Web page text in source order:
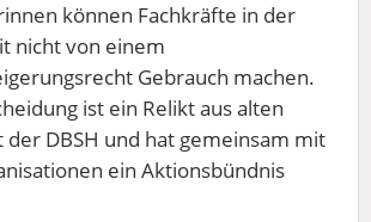
können Fachkräfte in der
nicht von einem
Gebrauch machen.
ist ein Relikt aus alten
DBSH und hat gemeinsam mit
ein Aktionsbündnis